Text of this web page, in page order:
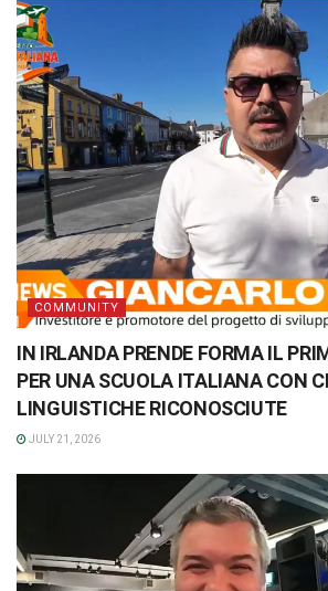
COMMUNITY
IN IRLANDA PRENDE FORMA IL
PER UNA SCUOLA ITALIANA CON
LINGUISTICHE RICONOSCIUTE
JULY 21, 2026